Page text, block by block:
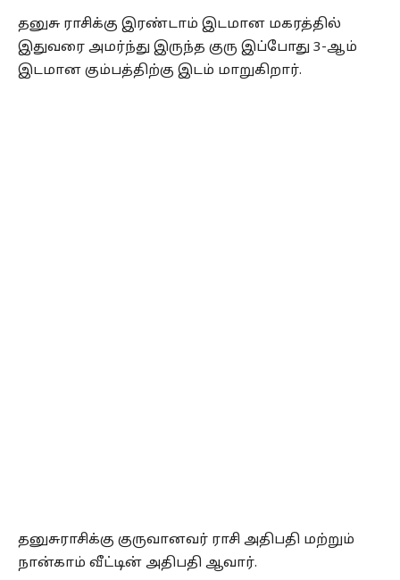
தனுசு ராசிக்கு இரண்டாம் இடமான மகரத்தில்
இதுவரை அமர்ந்து இருந்த குரு இப்போது 3-ஆம்
இடமான கும்பத்திற்கு இடம் மாறுகிறார்.
தனுசுராசிக்கு குருவானவர் ராசி அதிபதி மற்றும்
நான்காம் வீட்டின் அதிபதி ஆவார்.